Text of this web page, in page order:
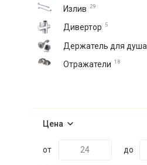
Излив 29
Дивертор 5
Держатель для душа
Отражатели 18
Цена
от до